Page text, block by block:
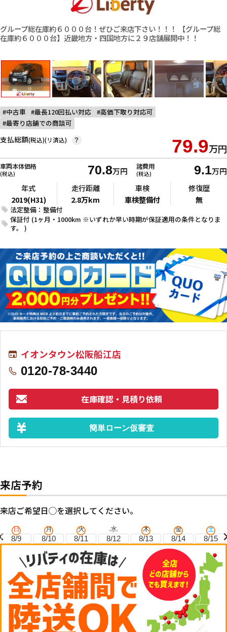
グループ総在庫約６０００台！ぜひご来店下さい！！！ 【グループ総
在庫約６０００台】近畿地方・四国地方に２９店舗展開中！！
中古車 最長120回払い対応
高価下取り対応可
最寄り店舗での商談可
支払総額(税込)(リ済込) 79.9万円
?
車両本体価格
(税込) 70.8万円 諸費用
(税込) 9.1万円
法定整備：整備付
保証付 (1ヶ月・1000km ※いずれか早い時期が保証適用の条件となりま
す。 )
年式
2019(H31)
走行距離
2.8万km
車検
車検整備付
修復歴
無
イオンタウン松阪船江店
0120-78-3440
在庫確認・見積り依頼
簡単ローン仮審査
来店予約
来店ご希望日◯を選択してください。
日
8/9
月
8/10
火
8/11
水
8/12
木
8/13
金
8/14
土
8/15